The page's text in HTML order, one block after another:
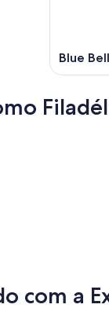
Blue Bell
com a